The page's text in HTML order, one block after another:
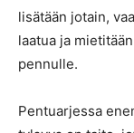
lisätään jotain,
laatua ja
pennulle.
Pentuarjessa